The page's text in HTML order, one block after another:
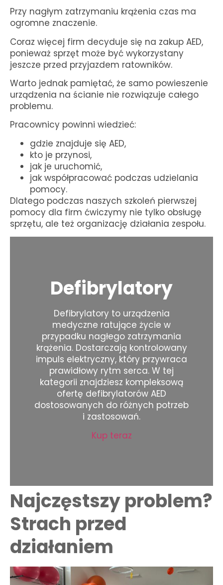
Przy nagłym zatrzymaniu krążenia czas ma
ogromne znaczenie.
Coraz więcej firm decyduje się na zakup AED,
ponieważ sprzęt może być wykorzystany
jeszcze przed przyjazdem ratowników.
Warto jednak pamiętać, że samo powieszenie
urządzenia na ścianie nie rozwiązuje całego
problemu.
Pracownicy powinni wiedzieć:
gdzie znajduje się AED,
kto je przynosi,
jak je uruchomić,
jak współpracować podczas udzielania
pomocy.
Dlatego podczas naszych szkoleń pierwszej
pomocy dla firm ćwiczymy nie tylko obsługę
sprzętu, ale też organizację działania zespołu.
Defibrylatory
Defibrylatory to urządzenia
medyczne ratujące życie w
przypadku nagłego zatrzymania
krążenia. Dostarczają kontrolowany
impuls elektryczny, który przywraca
prawidłowy rytm serca. W tej
kategorii znajdziesz kompleksową
ofertę defibrylatorów AED
dostosowanych do różnych potrzeb
i zastosowań.
Kup teraz
Najczęstszy problem?
Strach przed
działaniem